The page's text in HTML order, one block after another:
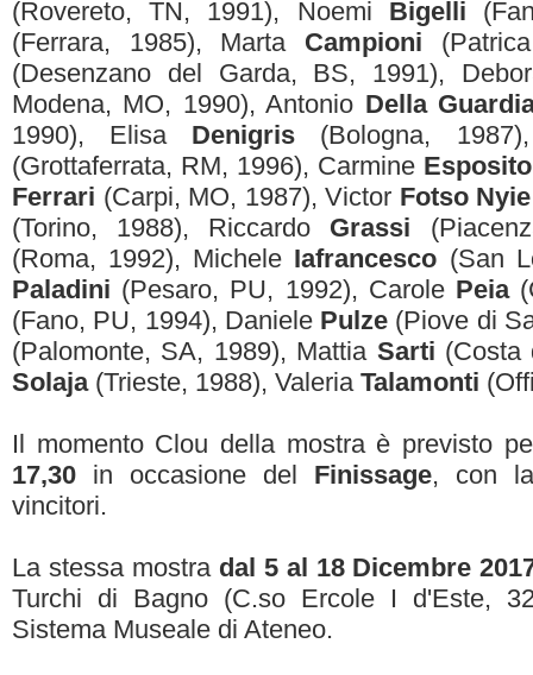
(Rovereto, TN, 1991), Noemi Bigelli
(Ferrara, 1985), Marta Campioni
(Desenzano del Garda, BS, 1991),
Modena, MO, 1990), Antonio Della
1990), Elisa Denigris (Bologna,
(Grottaferrata, RM, 1996), Carmine Esposito
Ferrari (Carpi, MO, 1987), Victor Fotso Nyie
(Torino, 1988), Riccardo Grassi
(Roma, 1992), Michele Iafrancesco (San
Paladini (Pesaro, PU, 1992), Carole Peia
(Fano, PU, 1994), Daniele Pulze (Piove di
(Palomonte, SA, 1989), Mattia Sarti (Costa
Solaja(Trieste, 1988), Valeria Talamonti
Il momento Clou della mostra è previsto
17,30 in occasione del Finissage, con
vincitori.
La stessa mostra dal 5 al 18 Dicembre
Turchi di Bagno (C.so Ercole I d'Este,
Sistema Museale di Ateneo.